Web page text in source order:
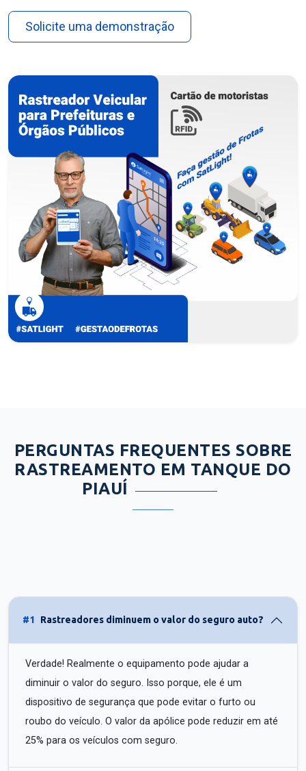
Solicite uma demonstração
PERGUNTAS FREQUENTES SOBRE
RASTREAMENTO EM TANQUE DO
PIAUÍ
#1 Rastreadores diminuem o valor do seguro auto?
Verdade! Realmente o equipamento pode ajudar a
diminuir o valor do seguro. Isso porque, ele é um
dispositivo de segurança que pode evitar o furto ou
roubo do veículo. O valor da apólice pode reduzir em até
25% para os veículos com seguro.